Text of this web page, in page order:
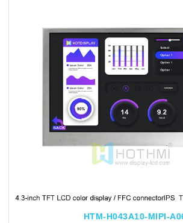
HTM-H043A10-MIPI-